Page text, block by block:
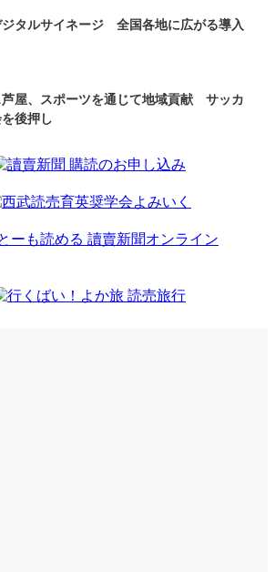
ジタルサイネージ 全国各地に広がる導入
芦屋、スポーツを通じて地域貢献 サッカ
後押し